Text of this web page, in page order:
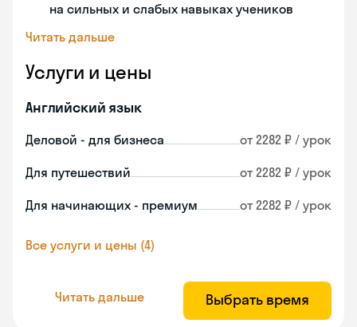
на сильных и слабых навыках учеников
Читать дальше
Услуги и цены
Английский язык
Деловой - для бизнеса от 2282 ₽ / урок
Для путешествий от 2282 ₽ / урок
Для начинающих - премиум от 2282 ₽ / урок
Все услуги и цены (4)
Читать дальше Выбрать время